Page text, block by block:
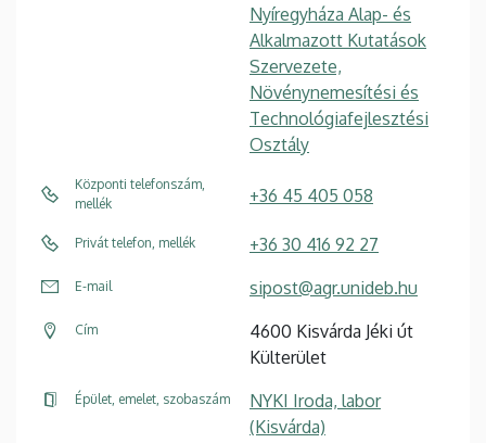
Nyíregyháza Alap- és
Alkalmazott Kutatások
Szervezete,
Növénynemesítési és
Technológiafejlesztési
Osztály
Központi telefonszám,
mellék
+36 45 405 058
Privát telefon, mellék +36 30 416 92 27
E-mail sipost@agr.unideb.hu
Cím
4600 Kisvárda Jéki út
Külterület
Épület, emelet, szobaszám
NYKI Iroda, labor
(Kisvárda)